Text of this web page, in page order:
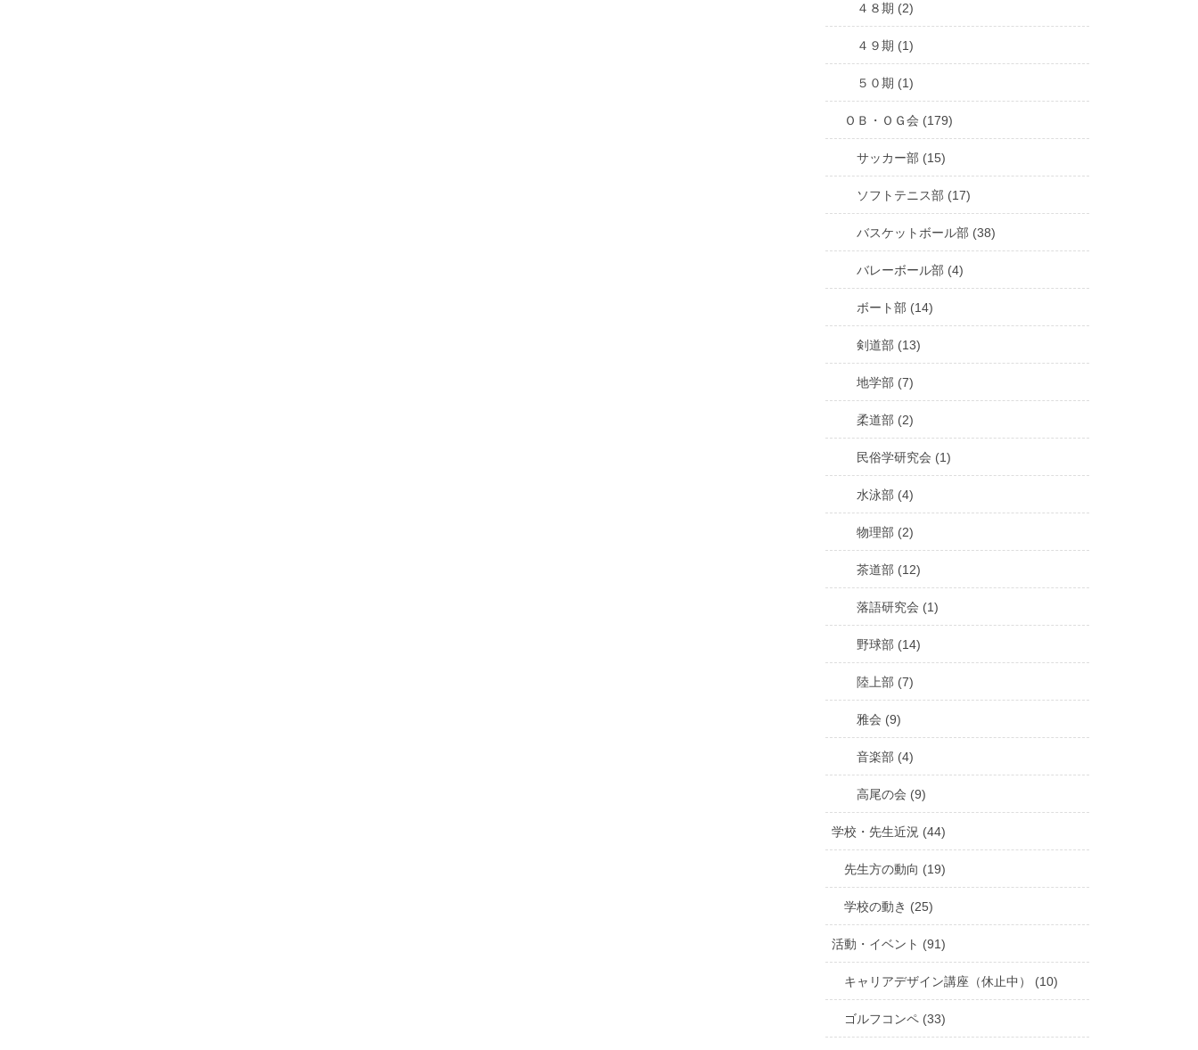
４８期 (2)
４９期 (1)
５０期 (1)
ＯＢ・ＯＧ会 (179)
サッカー部 (15)
ソフトテニス部 (17)
バスケットボール部 (38)
バレーボール部 (4)
ボート部 (14)
剣道部 (13)
地学部 (7)
柔道部 (2)
民俗学研究会 (1)
水泳部 (4)
物理部 (2)
茶道部 (12)
落語研究会 (1)
野球部 (14)
陸上部 (7)
雅会 (9)
音楽部 (4)
高尾の会 (9)
学校・先生近況 (44)
先生方の動向 (19)
学校の動き (25)
活動・イベント (91)
キャリアデザイン講座（休止中） (10)
ゴルフコンペ (33)